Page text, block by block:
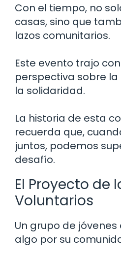
Con el tiempo, no
casas, sino que
lazos comunitarios.
Este evento trajo
perspectiva sobre
la solidaridad.
La historia de esta
recuerda que,
juntos, podemos
desafío.
El Proyecto de
Voluntarios
Un grupo de
algo por su